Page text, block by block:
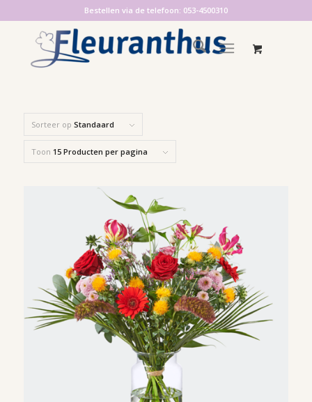
Bestellen via de telefoon: 053-4500310
Sorteer op Standaard
Toon 15 Producten per pagina